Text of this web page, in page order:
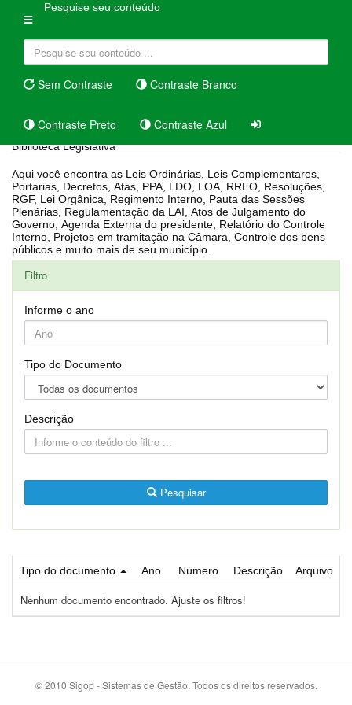
Pesquise seu conteúdo
Sem Contraste Contraste Branco
Contraste Preto Contraste Azul
Biblioteca Legislativa
Aqui você encontra as Leis Ordinárias, Leis Complementares,
Portarias, Decretos, Atas, PPA, LDO, LOA, RREO, Resoluções,
RGF, Lei Orgânica, Regimento Interno, Pauta das Sessões
Plenárias, Regulamentação da LAI, Atos de Julgamento do
Governo, Agenda Externa do presidente, Relatório do Controle
Interno, Projetos em tramitação na Câmara, Controle dos bens
públicos e muito mais de seu município.
Filtro
Informe o ano
Tipo do Documento
Descrição
Pesquisar
Tipo do documento Ano Número Descrição Arquivo
Nenhum documento encontrado. Ajuste os filtros!
© 2010 Sigop - Sistemas de Gestão. Todos os direitos reservados.